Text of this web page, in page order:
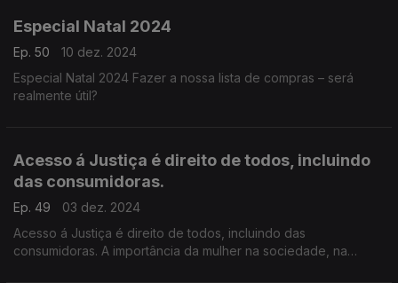
Especial Natal 2024
Ep. 50
10 dez. 2024
Especial Natal 2024 Fazer a nossa lista de compras – será
realmente útil?
Acesso á Justiça é direito de todos, incluindo
das consumidoras.
Ep. 49
03 dez. 2024
Acesso á Justiça é direito de todos, incluindo das
consumidoras. A importância da mulher na sociedade, na